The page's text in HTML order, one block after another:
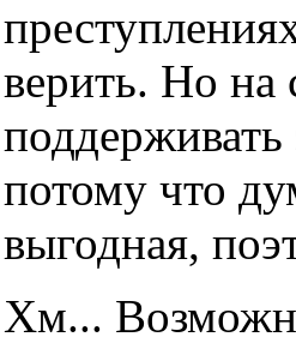
верить. Но на
потому что
выгодная,
Хм...